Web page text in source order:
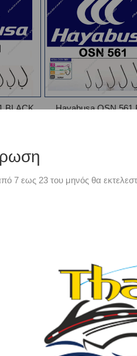
BLACK
Hayabusa OSN 561
Hayabusa YMM 220
Από €1,20
7 εως 23 του μηνός θα